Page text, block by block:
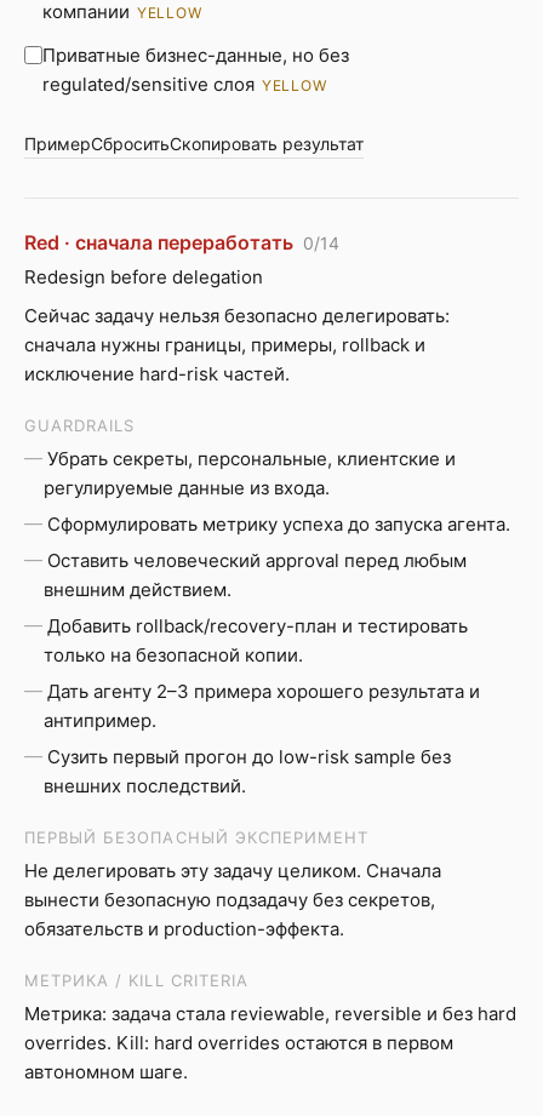
компании YELLOW
Приватные бизнес-данные, но без
regulated/sensitive слоя YELLOW
ПримерСброситьСкопировать результат
Red · сначала переработать 0/14
Redesign before delegation
Сейчас задачу нельзя безопасно делегировать:
сначала нужны границы, примеры, rollback и
исключение hard-risk частей.
GUARDRAILS
Убрать секреты, персональные, клиентские и
регулируемые данные из входа.
Сформулировать метрику успеха до запуска агента.
Оставить человеческий approval перед любым
внешним действием.
Добавить rollback/recovery-план и тестировать
только на безопасной копии.
Дать агенту 2–3 примера хорошего результата и
антипример.
Сузить первый прогон до low-risk sample без
внешних последствий.
ПЕРВЫЙ БЕЗОПАСНЫЙ ЭКСПЕРИМЕНТ
Не делегировать эту задачу целиком. Сначала
вынести безопасную подзадачу без секретов,
обязательств и production-эффекта.
МЕТРИКА / KILL CRITERIA
Метрика: задача стала reviewable, reversible и без hard
overrides. Kill: hard overrides остаются в первом
автономном шаге.